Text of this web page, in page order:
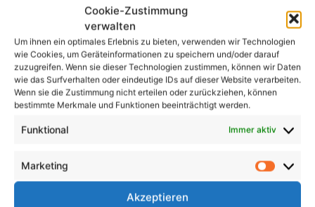
Cookie-Zustimmung
verwalten
Um ihnen ein optimales Erlebnis zu bieten, verwenden wir Technologien
wie Cookies, um Geräteinformationen zu speichern und/oder darauf
zuzugreifen. Wenn sie dieser Technologien zustimmen, können wir Daten
wie das Surfverhalten oder eindeutige IDs auf dieser Website verarbeiten.
Wenn sie die Zustimmung nicht erteilen oder zurückziehen, können
bestimmte Merkmale und Funktionen beeinträchtigt werden.
Funktional Immer aktiv
Marketing
Akzeptieren
Durchlaufen von Inspektionen. Prüfer sollten sich die
Zeit nehmen, jedes Gerät gründlich zu prüfen und auf
Anzeichen von Abnutzung, Beschädigung oder
Fehlfunktion zu prüfen. Das Durchlaufen von
Inspektionen kann dazu führen, dass wichtige
Sicherheitsaspekte übersehen werden.
Abschluss
Die Geräteprüfung nach DGUV-Konformität ist ein
entscheidender Prozess zur Gewährleistung der
Sicherheit von Geräten und Maschinen am